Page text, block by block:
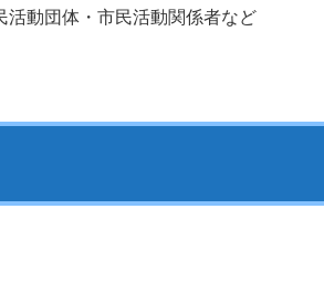
活動団体・市民活動関係者など